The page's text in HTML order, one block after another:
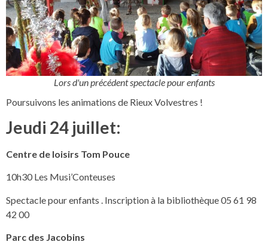
Lors d'un précédent spectacle pour enfants
Poursuivons les animations de Rieux Volvestres !
Jeudi 24 juillet:
Centre de loisirs Tom Pouce
10h30 Les Musi’Conteuses
Spectacle pour enfants . Inscription à la bibliothèque 05 61 98
42 00
Parc des Jacobins